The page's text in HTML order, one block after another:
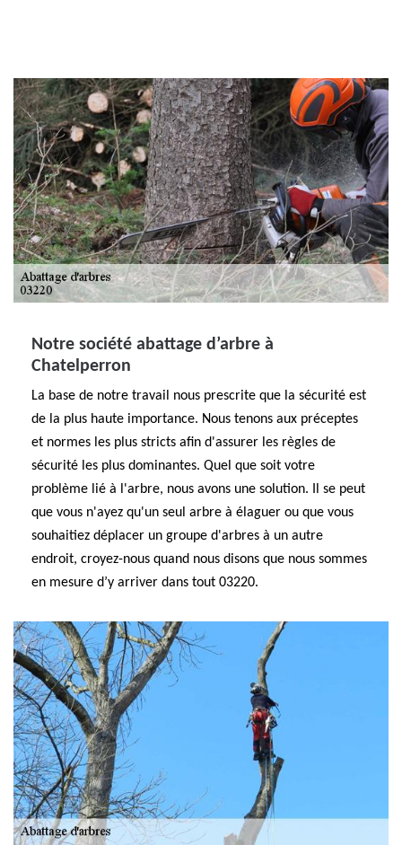
Notre société abattage d’arbre à
Chatelperron
La base de notre travail nous prescrite que la sécurité est
de la plus haute importance. Nous tenons aux préceptes
et normes les plus stricts afin d'assurer les règles de
sécurité les plus dominantes. Quel que soit votre
problème lié à l'arbre, nous avons une solution. Il se peut
que vous n'ayez qu'un seul arbre à élaguer ou que vous
souhaitiez déplacer un groupe d'arbres à un autre
endroit, croyez-nous quand nous disons que nous sommes
en mesure d’y arriver dans tout 03220.